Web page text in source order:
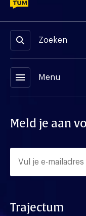
Zoeken
menu Menu
Meld je aan
Trajectum